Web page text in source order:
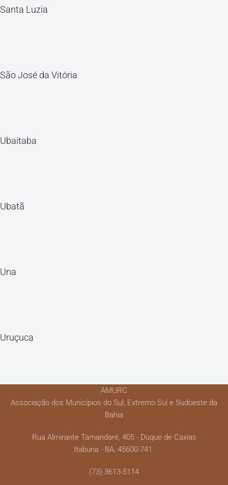
Santa Luzia
São José da Vitória
Ubaitaba
Ubatã
Una
Uruçuca
AMURC
Associação dos Municípios do Sul, Extremo Sul e Sudoeste da
Bahia
Rua Almirante Tamandaré, 405 - Duque de Caxias
Itabuna - BA, 45600-741
(73) 3613-5114